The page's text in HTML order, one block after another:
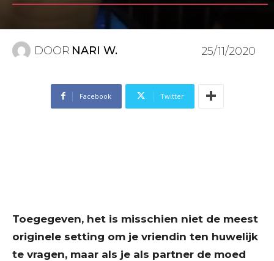
DOOR NARI W. 25/11/2020
Facebook Twitter
Toegegeven, het is misschien niet de meest
originele setting om je vriendin ten huwelijk
te vragen, maar als je als partner de moed